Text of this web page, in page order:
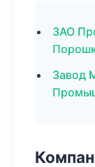
ЗАО
Завод